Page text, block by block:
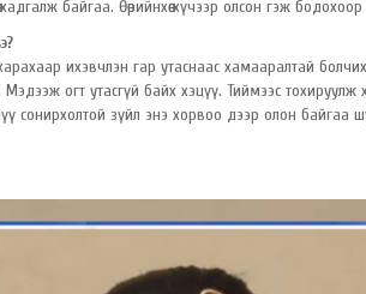
хадгалж байгаа. Өөрийнхөө хүчээр олсон гэж
харахаар ихэвчлэн гар утаснаас хамааралтай
Мэдээж огт утасгүй байх хэцүү. Тиймээс
сонирхолтой зүйл энэ хорвоо дээр олон байгаа